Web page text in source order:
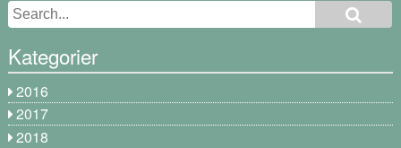
Kategorier
2016
2017
2018